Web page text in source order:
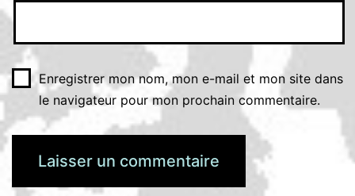
Enregistrer mon nom, mon e-mail et mon site dans
le navigateur pour mon prochain commentaire.